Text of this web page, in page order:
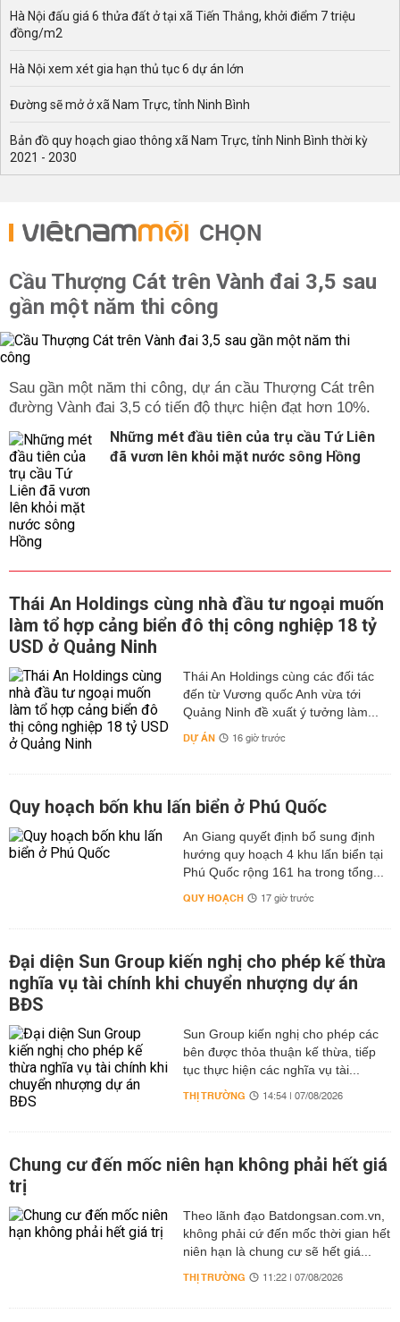
Hà Nội đấu giá 6 thửa đất ở tại xã Tiến Thắng, khởi điểm 7 triệu
đồng/m2
Hà Nội xem xét gia hạn thủ tục 6 dự án lớn
Đường sẽ mở ở xã Nam Trực, tỉnh Ninh Bình
Bản đồ quy hoạch giao thông xã Nam Trực, tỉnh Ninh Bình thời kỳ
2021 - 2030
CHỌN
Cầu Thượng Cát trên Vành đai 3,5 sau
gần một năm thi công
Sau gần một năm thi công, dự án cầu Thượng Cát trên
đường Vành đai 3,5 có tiến độ thực hiện đạt hơn 10%.
Những mét đầu tiên của trụ cầu Tứ Liên
đã vươn lên khỏi mặt nước sông Hồng
Thái An Holdings cùng nhà đầu tư ngoại muốn
làm tổ hợp cảng biển đô thị công nghiệp 18 tỷ
USD ở Quảng Ninh
Thái An Holdings cùng các đối tác
đến từ Vương quốc Anh vừa tới
Quảng Ninh đề xuất ý tưởng làm...
DỰ ÁN 16 giờ trước
Quy hoạch bốn khu lấn biển ở Phú Quốc
An Giang quyết định bổ sung định
hướng quy hoạch 4 khu lấn biển tại
Phú Quốc rộng 161 ha trong tổng...
QUY HOẠCH 17 giờ trước
Đại diện Sun Group kiến nghị cho phép kế thừa
nghĩa vụ tài chính khi chuyển nhượng dự án
BĐS
Sun Group kiến nghị cho phép các
bên được thỏa thuận kế thừa, tiếp
tục thực hiện các nghĩa vụ tài...
THỊ TRƯỜNG 14:54 | 07/08/2026
Chung cư đến mốc niên hạn không phải hết giá
trị
Theo lãnh đạo Batdongsan.com.vn,
không phải cứ đến mốc thời gian hết
niên hạn là chung cư sẽ hết giá...
THỊ TRƯỜNG 11:22 | 07/08/2026